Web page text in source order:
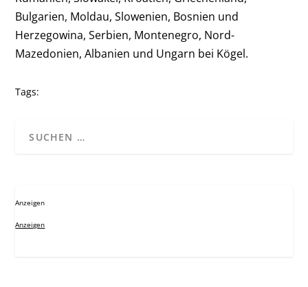
Bulgarien, Moldau, Slowenien, Bosnien und
Herzegowina, Serbien, Montenegro, Nord-
Mazedonien, Albanien und Ungarn bei Kögel.
Tags:
Anzeigen
Anzeigen